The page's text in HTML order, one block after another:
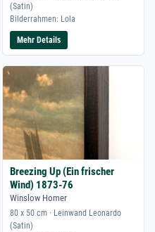
(Satin)
Bilderrahmen: Lola
Mehr Details
Breezing Up (Ein frischer
Wind) 1873-76
Winslow Homer
80 x 50 cm · Leinwand Leonardo
(Satin)